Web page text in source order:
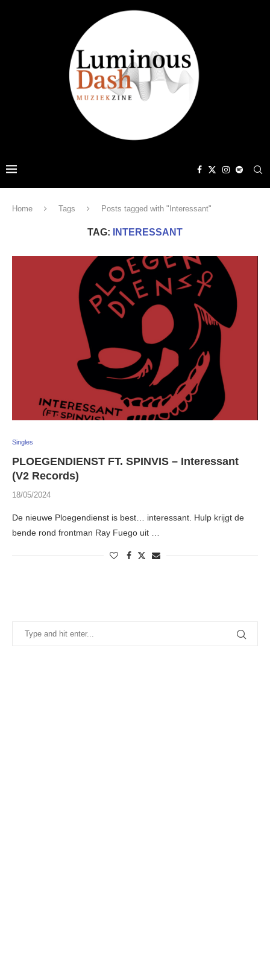
Home Tags Posts tagged with "Interessant"
TAG: INTERESSANT
Singles
PLOEGENDIENST FT. SPINVIS – Interessant
(V2 Records)
18/05/2024
De nieuwe Ploegendienst is best… interessant. Hulp krijgt de
bende rond frontman Ray Fuego uit …